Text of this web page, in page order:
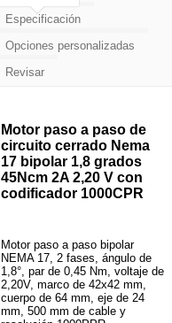
Especificación
Opciones personalizadas
Revisar
Motor paso a paso de
circuito cerrado Nema
17 bipolar 1,8 grados
45Ncm 2A 2,20 V con
codificador 1000CPR
Motor paso a paso bipolar
NEMA 17, 2 fases, ángulo de
1,8°, par de 0,45 Nm, voltaje de
2,20V, marco de 42x42 mm,
cuerpo de 64 mm, eje de 24
mm, 500 mm de cable y